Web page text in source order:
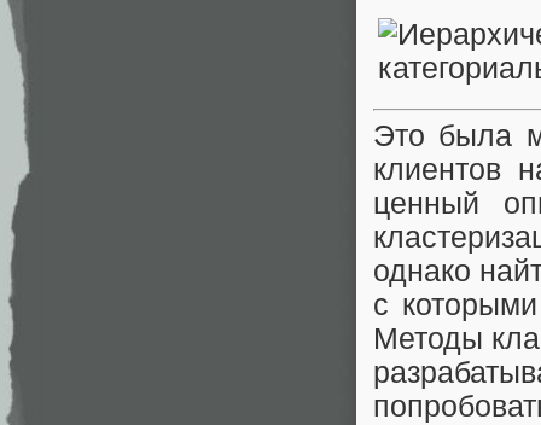
Это была
клиентов
ценный
однако
с
Методы